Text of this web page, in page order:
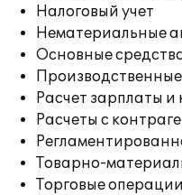
Налоговый учет
Нематериальные
Основные
Расчет зарплаты и
Расчеты с
Товарно-
Торговые операции